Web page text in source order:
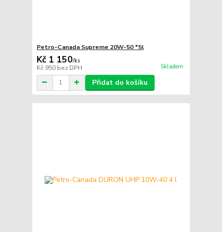
Petro-Canada Supreme 20W-50 *5l
Kč 1 150/ks
Kč 950 bez DPH Skladem
Přidat do košíku